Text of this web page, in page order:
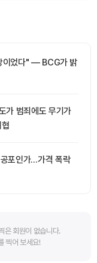
이었다" — BCG가 밝
가 범죄에도 무기가
포인가…가격 폭락
은 회원이 없습니다.
찍어 보세요!